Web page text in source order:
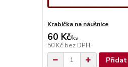
Krabička na náušnice
60 Kč/ks
50 Kč bez DPH